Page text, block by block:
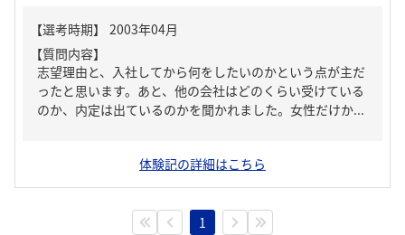
【質問内容】
志望理由と、入社してから何をしたいのかという点が主だ
ったと思います。あと、他の会社はどのくらい受けている
のか、内定は出ているのかを聞かれました。女性だけか...
体験記の詳細はこちら
1